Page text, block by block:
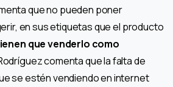
que no pueden poner
en sus etiquetas que el producto
que venderlo como
comenta que la falta de
se estén vendiendo en internet